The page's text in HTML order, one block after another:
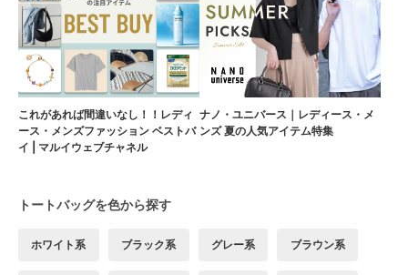
これがあれば間違いなし！！レディ
ース・メンズファッション ベストバ
イ | マルイウェブチャネル
ナノ・ユニバース｜レディース・メ
ンズ 夏の人気アイテム特集
トートバッグを色から探す
ホワイト系 ブラック系 グレー系 ブラウン系